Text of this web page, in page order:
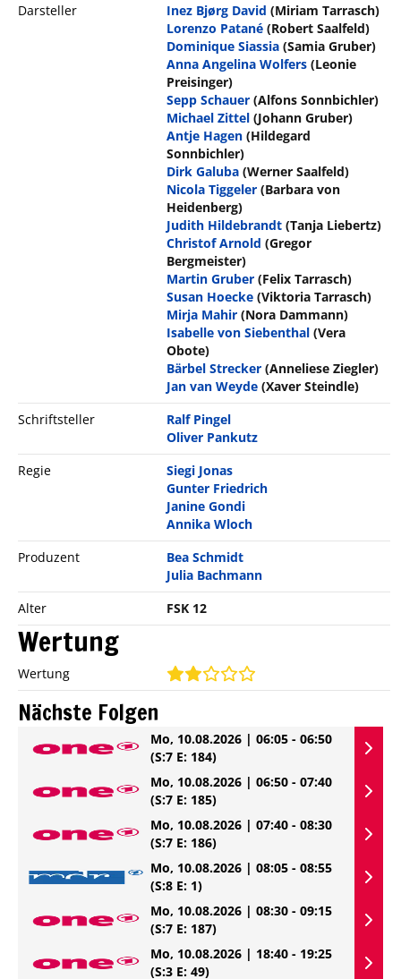
Darsteller
Inez Bjørg David (Miriam Tarrasch)
Lorenzo Patané (Robert Saalfeld)
Dominique Siassia (Samia Gruber)
Anna Angelina Wolfers (Leonie
Preisinger)
Sepp Schauer (Alfons Sonnbichler)
Michael Zittel (Johann Gruber)
Antje Hagen (Hildegard
Sonnbichler)
Dirk Galuba (Werner Saalfeld)
Nicola Tiggeler (Barbara von
Heidenberg)
Judith Hildebrandt (Tanja Liebertz)
Christof Arnold (Gregor
Bergmeister)
Martin Gruber (Felix Tarrasch)
Susan Hoecke (Viktoria Tarrasch)
Mirja Mahir (Nora Dammann)
Isabelle von Siebenthal (Vera
Obote)
Bärbel Strecker (Anneliese Ziegler)
Jan van Weyde (Xaver Steindle)
Schriftsteller
Ralf Pingel
Oliver Pankutz
Regie
Siegi Jonas
Gunter Friedrich
Janine Gondi
Annika Wloch
Produzent
Bea Schmidt
Julia Bachmann
Alter
FSK 12
Wertung
Wertung
Nächste Folgen
Mo, 10.08.2026 | 06:05 - 06:50
(S:7 E: 184)
Mo, 10.08.2026 | 06:50 - 07:40
(S:7 E: 185)
Mo, 10.08.2026 | 07:40 - 08:30
(S:7 E: 186)
Mo, 10.08.2026 | 08:05 - 08:55
(S:8 E: 1)
Mo, 10.08.2026 | 08:30 - 09:15
(S:7 E: 187)
Mo, 10.08.2026 | 18:40 - 19:25
(S:3 E: 49)